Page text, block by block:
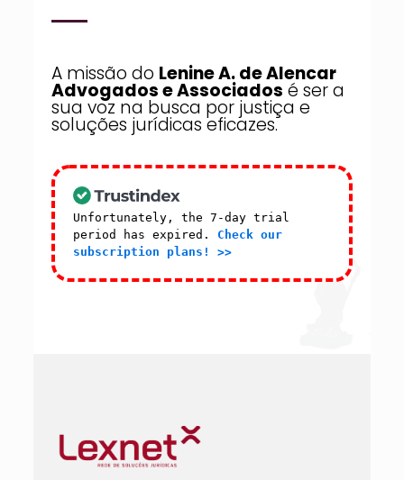
A missão do Lenine A. de Alencar
Advogados e Associados é ser a
sua voz na busca por justiça e
soluções jurídicas eficazes.
Unfortunately, the 7-day trial
period has expired. Check our
subscription plans! >>